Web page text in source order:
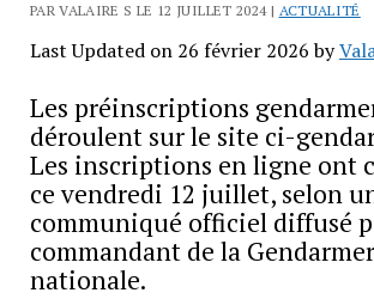
PAR VALAIRE S LE 12 JUILLET 2024 | ACTUALITÉ
Last Updated on 26 février 2026 by
Les préinscriptions
déroulent sur le site ci-
Les inscriptions en ligne ont
ce vendredi 12 juillet, selon
communiqué officiel diffusé
commandant de la
nationale.